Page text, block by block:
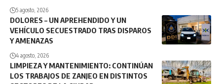
5 agosto, 2026
DOLORES – UN APREHENDIDO Y UN
VEHÍCULO SECUESTRADO TRAS DISPAROS
Y AMENAZAS
4 agosto, 2026
LIMPIEZA Y MANTENIMIENTO: CONTINÚAN
LOS TRABAJOS DE ZANJEO EN DISTINTOS